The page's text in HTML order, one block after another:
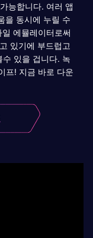
능합니다. 여러 앱
을 동시에 누릴 수
에뮬레이터로써
있기에 부드럽고
있을 겁니다. 녹
프! 지금 바로 다운